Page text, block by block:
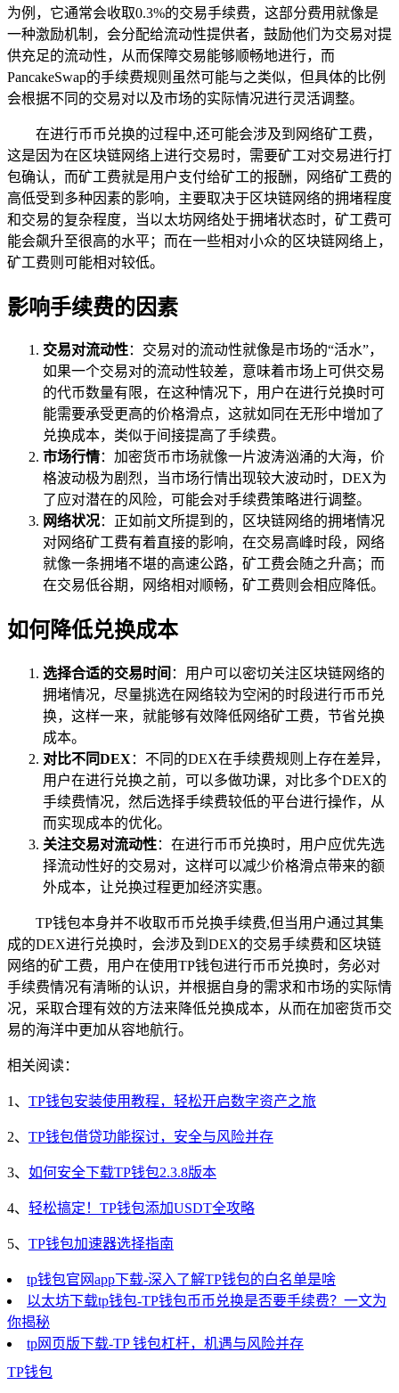
为例，它通常会收取0.3%的交易手续费，这部分费用就像是
一种激励机制，会分配给流动性提供者，鼓励他们为交易对提
供充足的流动性，从而保障交易能够顺畅地进行，而
PancakeSwap的手续费规则虽然可能与之类似，但具体的比例
会根据不同的交易对以及市场的实际情况进行灵活调整。
在进行币币兑换的过程中,还可能会涉及到网络矿工费，
这是因为在区块链网络上进行交易时，需要矿工对交易进行打
包确认，而矿工费就是用户支付给矿工的报酬，网络矿工费的
高低受到多种因素的影响，主要取决于区块链网络的拥堵程度
和交易的复杂程度，当以太坊网络处于拥堵状态时，矿工费可
能会飙升至很高的水平；而在一些相对小众的区块链网络上，
矿工费则可能相对较低。
影响手续费的因素
交易对流动性：交易对的流动性就像是市场的“活水”，
如果一个交易对的流动性较差，意味着市场上可供交易
的代币数量有限，在这种情况下，用户在进行兑换时可
能需要承受更高的价格滑点，这就如同在无形中增加了
兑换成本，类似于间接提高了手续费。
市场行情：加密货币市场就像一片波涛汹涌的大海，价
格波动极为剧烈，当市场行情出现较大波动时，DEX为
了应对潜在的风险，可能会对手续费策略进行调整。
网络状况：正如前文所提到的，区块链网络的拥堵情况
对网络矿工费有着直接的影响，在交易高峰时段，网络
就像一条拥堵不堪的高速公路，矿工费会随之升高；而
在交易低谷期，网络相对顺畅，矿工费则会相应降低。
如何降低兑换成本
选择合适的交易时间 ：用户可以密切关注区块链网络的
拥堵情况，尽量挑选在网络较为空闲的时段进行币币兑
换，这样一来，就能够有效降低网络矿工费，节省兑换
成本。
对比不同DEX ：不同的DEX在手续费规则上存在差异，
用户在进行兑换之前，可以多做功课，对比多个DEX的
手续费情况，然后选择手续费较低的平台进行操作，从
而实现成本的优化。
关注交易对流动性：在进行币币兑换时，用户应优先选
择流动性好的交易对，这样可以减少价格滑点带来的额
外成本，让兑换过程更加经济实惠。
TP钱包本身并不收取币币兑换手续费,但当用户通过其集
成的DEX进行兑换时，会涉及到DEX的交易手续费和区块链
网络的矿工费，用户在使用TP钱包进行币币兑换时，务必对
手续费情况有清晰的认识，并根据自身的需求和市场的实际情
况，采取合理有效的方法来降低兑换成本，从而在加密货币交
易的海洋中更加从容地航行。
相关阅读：
1、 TP钱包安装使用教程，轻松开启数字资产之旅
2、 TP钱包借贷功能探讨，安全与风险并存
3、 如何安全下载TP钱包2.3.8版本
4、 轻松搞定！TP钱包添加USDT全攻略
5、 TP钱包加速器选择指南
tp钱包官网app下载-深入了解TP钱包的白名单是啥
以太坊下载tp钱包-TP钱包币币兑换是否要手续费？一文为
你揭秘
tp网页版下载-TP 钱包杠杆，机遇与风险并存
TP钱包